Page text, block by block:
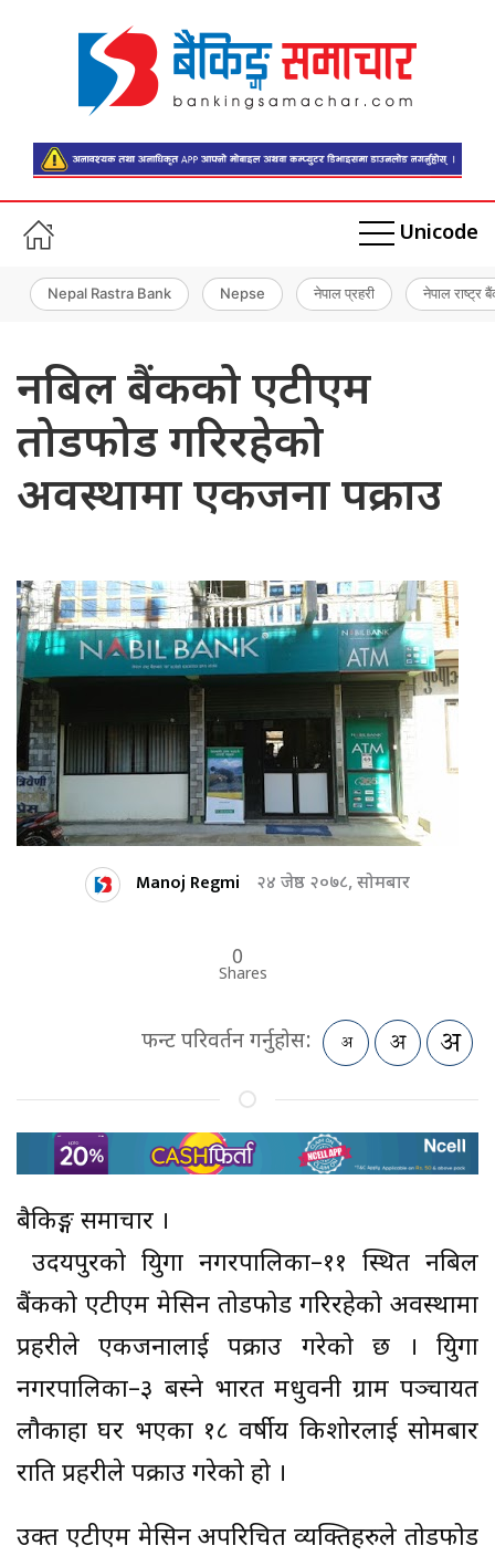
Unicode
Nepal Rastra Bank Nepse नेपाल प्रहरी नेपाल राष्ट्र
नबिल बैंकको एटीएम
तोडफोड गरिरहेको
अवस्थामा एकजना पक्राउ
Manoj Regmi २४ जेष्ठ २०७८, सोमबार
0
Shares
फन्ट परिवर्तन गर्नुहोस:
बैकिङ्ग समाचार ।
उदयपुरको त्रियुगा नगरपालिका–११ स्थित नबिल
बैंकको एटीएम मेसिन तोडफोड गरिरहेको अवस्थामा
प्रहरीले एकजनालाई पक्राउ गरेको छ । त्रियुगा
नगरपालिका–३ बस्ने भारत मधुवनी ग्राम पञ्चायत
लौकाहा घर भएका १८ वर्षीय किशोरलाई सोमबार
राति प्रहरीले पक्राउ गरेको हो ।
उक्त एटीएम मेसिन अपरिचित व्यक्तिहरुले तोडफोड